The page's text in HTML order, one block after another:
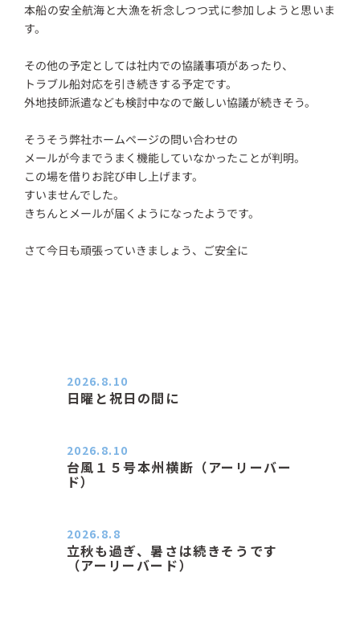
本船の安全航海と大漁を祈念しつつ式に参加しようと思いま
す。
その他の予定としては社内での協議事項があったり、
トラブル船対応を引き続きする予定です。
外地技師派遣なども検討中なので厳しい協議が続きそう。
そうそう弊社ホームページの問い合わせの
メールが今までうまく機能していなかったことが判明。
この場を借りお詫び申し上げます。
すいませんでした。
きちんとメールが届くようになったようです。
さて今日も頑張っていきましょう、ご安全に
日曜と祝日の間に
2026.8.10
台風１５号本州横断（アーリーバー
ド）
2026.8.10
立秋も過ぎ、暑さは続きそうです
（アーリーバード）
2026.8.8